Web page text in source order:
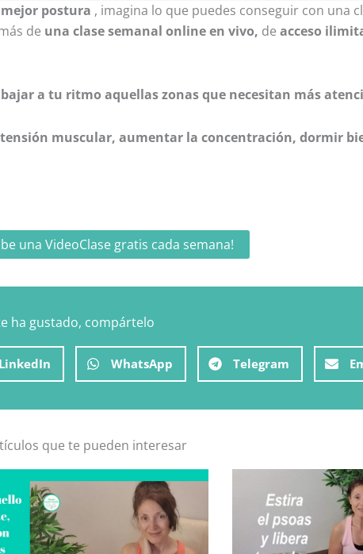
postura , imagina lo que puedes conseguir con una
de una clase semanal online en vivo, de acceso
a tu ritmo aquellas zonas que necesitan más
muscular, aumentar la concentración, dormir
una VideoClase gratis cada semana!
ha gustado, compártelo
LinkedIn WhatsApp Telegram
que te pueden interesar